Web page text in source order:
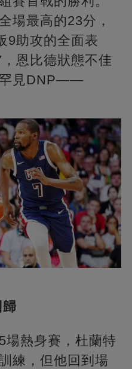
場最高的23分，
9助攻的全面表
恩比德狀態不佳
罕見DNP——
場熱身賽，杜蘭特
練，但他回到場